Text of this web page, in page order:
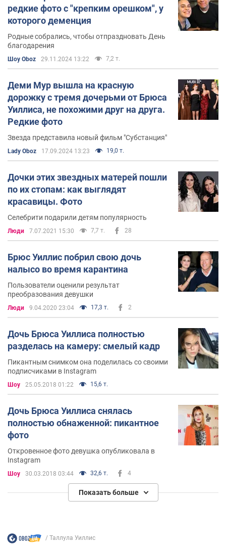
редкие фото с "крепким орешком", у
которого деменция
Родные собрались, чтобы отпраздновать День
благодарения
Шоу Oboz 29.11.2024 13:22 7,2 т.
Деми Мур вышла на красную
дорожку с тремя дочерьми от Брюса
Уиллиса, не похожими друг на друга.
Редкие фото
Звезда представила новый фильм "Субстанция"
Lady Oboz 17.09.2024 13:23 19,0 т.
Дочки этих звездных матерей пошли
по их стопам: как выглядят
красавицы. Фото
Селебрити подарили детям популярность
Люди 7.07.2021 15:30 7,7 т. 28
Брюс Уиллис побрил свою дочь
налысо во время карантина
Пользователи оценили результат
преобразования девушки
Люди 9.04.2020 23:04 17,3 т. 2
Дочь Брюса Уиллиса полностью
разделась на камеру: смелый кадр
Пикантным снимком она поделилась со своими
подписчиками в Instagram
Шоу 25.05.2018 01:22 15,6 т.
Дочь Брюса Уиллиса снялась
полностью обнаженной: пикантное
фото
Откровенное фото девушка опубликовала в
Instagram
Шоу 30.03.2018 03:44 32,6 т. 4
Показать больше
Таллула Уиллис